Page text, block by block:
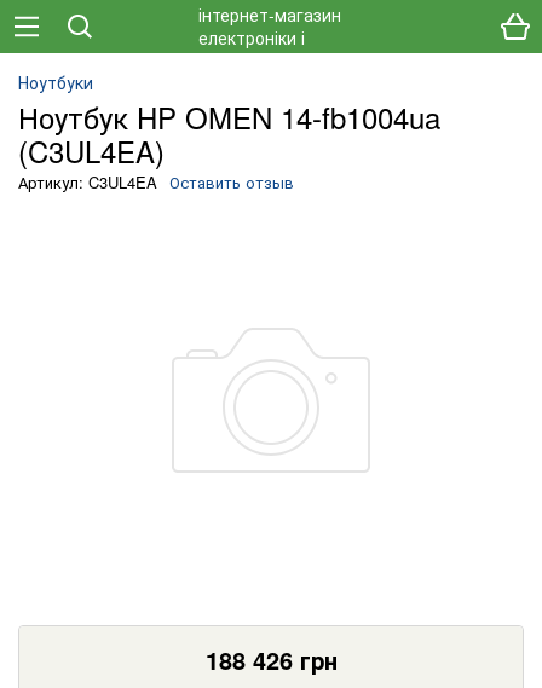
Ноутбуки
Ноутбук HP OMEN 14-fb1004ua
(C3UL4EA)
Артикул: C3UL4EA Оставить отзыв
188 426грн